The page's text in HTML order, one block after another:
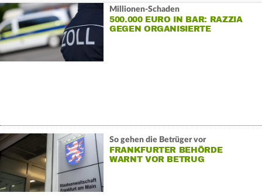
Millionen-Schaden
500.000 EURO IN BAR: RAZZIA
GEGEN ORGANISIERTE
So gehen die Betrüger vor
FRANKFURTER BEHÖRDE
WARNT VOR BETRUG